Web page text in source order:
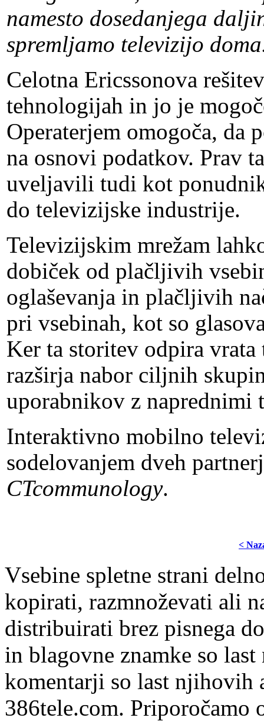
namesto dosedanjega
spremljamo televizijo
Celotna Ericssonova
tehnologijah in jo je
Operaterjem omogoča, da
na osnovi podatkov. Prav
uveljavili tudi kot
do televizijske industrije.
Televizijskim mrežam
dobiček od plačljivih
oglaševanja in plačljivih
pri vsebinah, kot so
Ker ta storitev odpira
razširja nabor ciljnih
uporabnikov z
Interaktivno mobilno
sodelovanjem dveh
CTcommunology.
<
Vsebine spletne strani
kopirati, razmnoževati ali
distribuirati brez pisnega
in blagovne znamke so
komentarji so last njihovih
386tele.com. Priporočamo